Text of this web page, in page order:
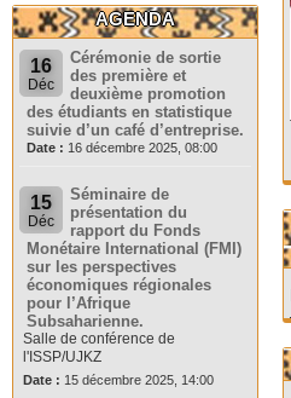
AGENDA
16
Déc
Cérémonie de sortie
des première et
deuxième promotion
des étudiants en statistique
suivie d’un café d’entreprise.
Date : 16 décembre 2025, 08:00
15
Déc
Séminaire de
présentation du
rapport du Fonds
Monétaire International (FMI)
sur les perspectives
économiques régionales
pour l’Afrique
Subsaharienne.
Salle de conférence de
l'ISSP/UJKZ
Date : 15 décembre 2025, 14:00